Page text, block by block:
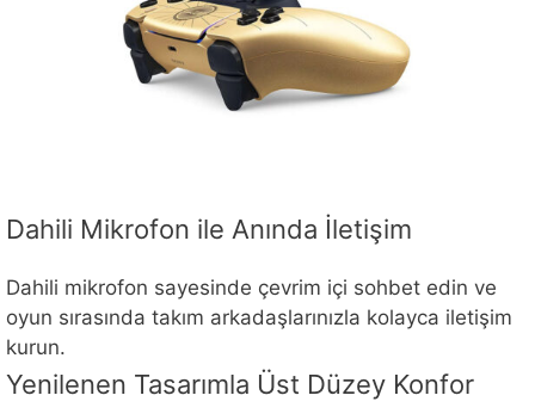
Dahili Mikrofon ile Anında İletişim
Dahili mikrofon sayesinde çevrim içi sohbet edin ve
oyun sırasında takım arkadaşlarınızla kolayca iletişim
kurun.
Yenilenen Tasarımla Üst Düzey Konfor